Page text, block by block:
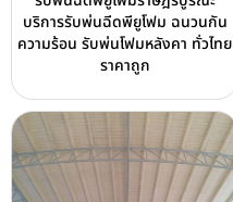
บริการรับพ่นฉีดพียูโฟม ฉนวนกัน
ความร้อน รับพ่นโฟมหลังคา ทั่วไทย
ราคาถูก